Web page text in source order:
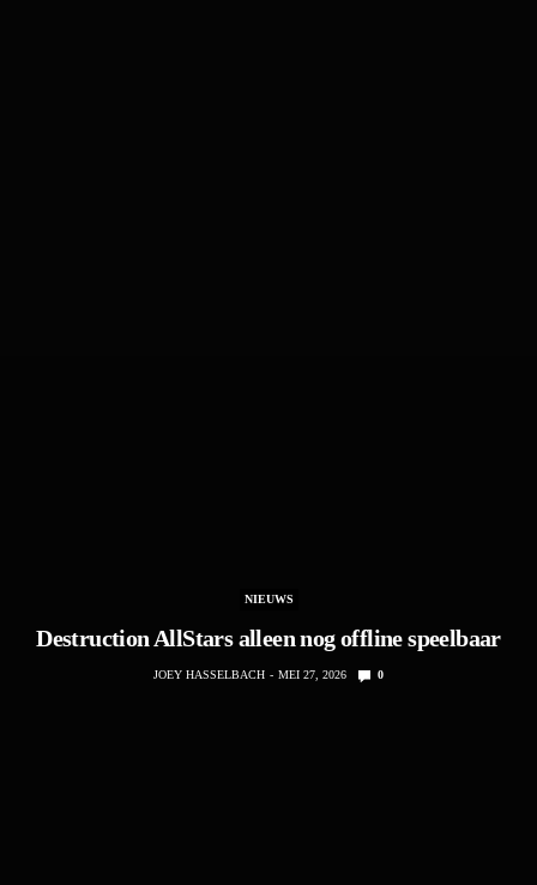
NIEUWS
Destruction AllStars alleen nog offline speelbaar
JOEY HASSELBACH MEI 27, 2026 0